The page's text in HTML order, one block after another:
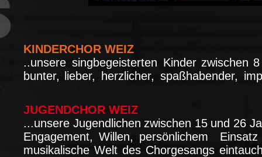
KINDERCHOR WEIZ
..unsere singbegeisterten Kinder zwischen
bunter,
lieber, herzlicher, spaßhabender,
JUGENDCHOR WEIZ
...unsere Jugendlichen zwischen 15 und 26
Engagement, Willen, persönlichem
musikalische Welt des Chorgesangs